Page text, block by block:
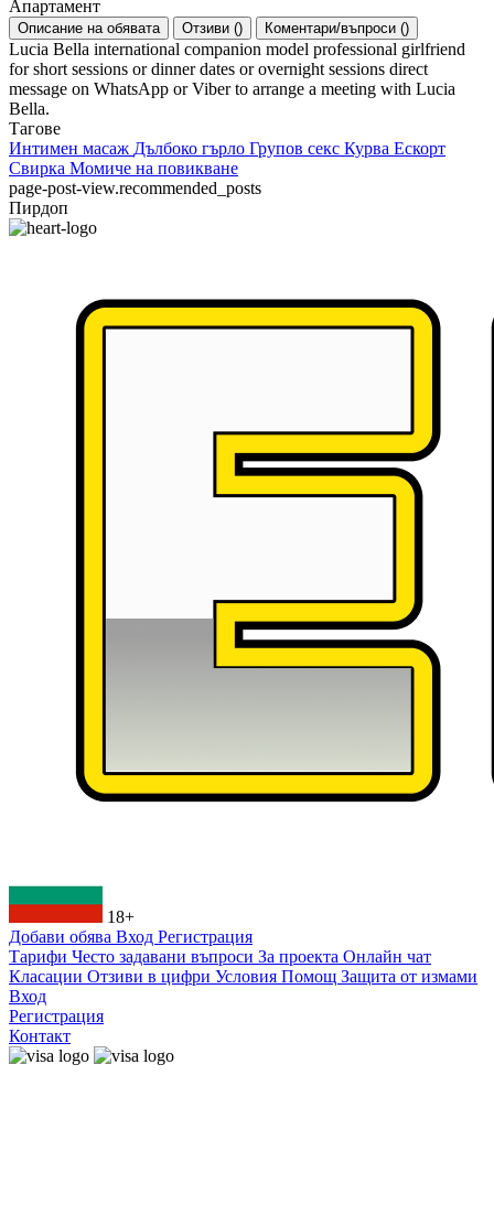
Апартамент
Описание на обявата Отзиви () Коментари/въпроси ()
Lucia Bella international companion model professional girlfriend
for short sessions or dinner dates or overnight sessions direct
message on WhatsApp or Viber to arrange a meeting with Lucia
Bella.
Тагове
Интимен масаж Дълбоко гърло Групов секс Курва Ескорт
Свирка Момиче на повикване
page-post-view.recommended_posts
Пирдоп
18+
Добави обява Вход Регистрация
Тарифи Често задавани въпроси За проекта Онлайн чат
Класации Отзиви в цифри Условия Помощ Защита от измами
Вход
Регистрация
Контакт